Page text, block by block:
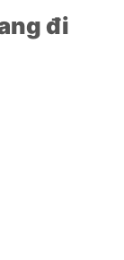
đi